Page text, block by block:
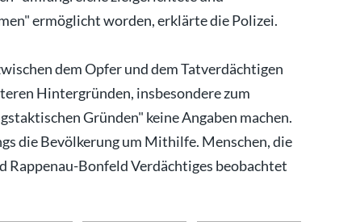
ermöglicht worden, erklärte die Polizei.
dem Opfer und dem Tatverdächtigen
Hintergründen, insbesondere zum
Gründen" keine Angaben machen.
die Bevölkerung um Mithilfe. Menschen, die
Rappenau-Bonfeld Verdächtiges beobachtet